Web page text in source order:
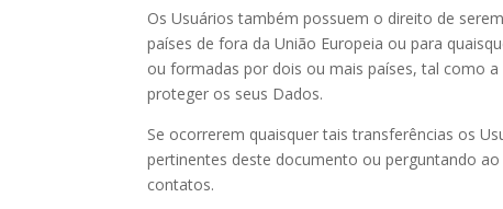
Os Usuários também possuem o direito de
países de fora da União Europeia ou para
ou formadas por dois ou mais países, tal como
proteger os seus Dados.
Se ocorrerem quaisquer tais transferências os
pertinentes deste documento ou perguntando
contatos.